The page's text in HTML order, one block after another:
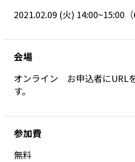
2021.02.09 (火) 14:00~15:00（
会場
オンライン お申込者にURL
す。
参加費
無料